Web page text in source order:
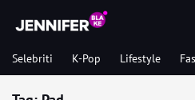
Selebriti K-Pop Lifestyle